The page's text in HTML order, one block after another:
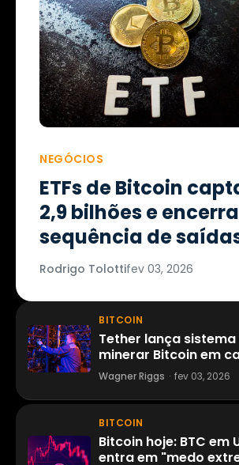
NEGÓCIOS
ETFs de Bitcoin
2,9 bilhões e
sequência de
Rodrigo Tolottifev 03, 2026
BITCOIN
Tether lança
minerar Bitcoin em
Wagner Riggs · fev 03, 2026
BITCOIN
Bitcoin hoje: BTC em
entra em "medo